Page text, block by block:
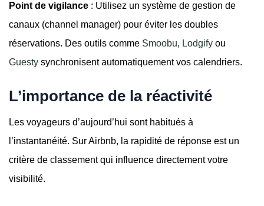
Point de vigilance : Utilisez un système de gestion de
canaux (channel manager) pour éviter les doubles
réservations. Des outils comme Smoobu, Lodgify ou
Guesty synchronisent automatiquement vos calendriers.
L’importance de la réactivité
Les voyageurs d’aujourd’hui sont habitués à
l’instantanéité. Sur Airbnb, la rapidité de réponse est un
critère de classement qui influence directement votre
visibilité.